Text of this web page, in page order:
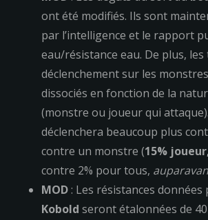
ont été modifiés. Ils sont
par l’intelligence et le rapport
eau/résistance eau. De plus, les
déclenchement sur les
dissociés en fonction de la
(monstre ou joueur qui
déclenchera beaucoup plus
contre un monstre (15%
contre 2% pour tous,
MOD: Les résistances données
Kobold seront étalonnées de